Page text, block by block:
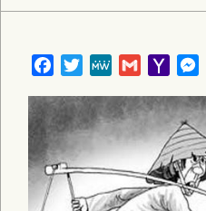
Facebook
TwitterMeWeGmailYahoo